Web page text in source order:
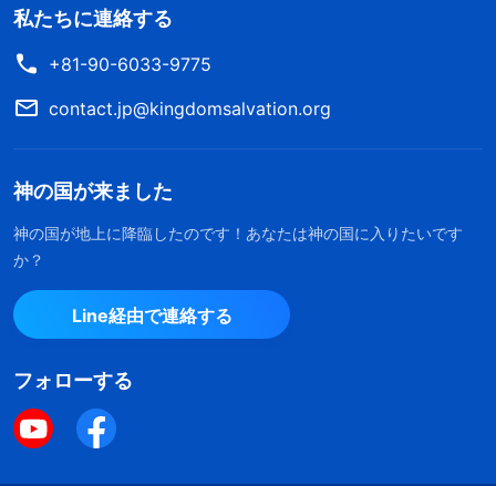
自分から語るのではなく、その聞くところを語り、
きたるべき事をあなたがたに知らせるであろう」
から始められる時がきた」(ペテロの第一の手紙
4:17)。これらの節は、ヒラデルヒヤの教会の歓喜、
御霊が教会に語ること、裁きが神の家から始まるこ
となどについて語っています。これらはすべてご再
臨と同時に主イエスが行われる働きです。つまり災
いの前に、神は新しい名を名乗り、神の言葉を諸教
会と分かち、すべての真理を表わし、神の前に来る
ものをみな裁き清めるのです。その人たちの中から
神は勝利者の集団を作られます。災いが来る前に聖
書で預言されているような14万4千人の勝利者にな
私たちに連絡する
+81-90-6033-9775
contact.jp@kingdomsalvation.org
神の国が来ました
神の国が地上に降臨したのです！あなたは神の国に入りたいです
か？
Line経由で連絡する
フォローする